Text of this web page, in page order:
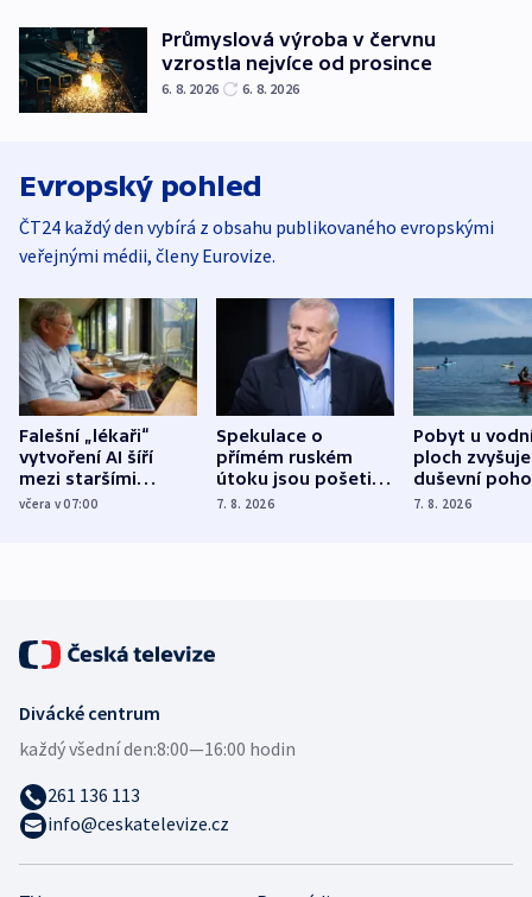
Průmyslová výroba v červnu
vzrostla nejvíce od prosince
6. 8. 2026 6. 8. 2026
Evropský pohled
ČT24 každý den vybírá z obsahu publikovaného evropskými
veřejnými médii, členy Eurovize.
Falešní „lékaři“
vytvoření AI šíří
mezi staršími
Poláky nebezpečné
včera v 07:00
Spekulace o
přímém ruském
útoku jsou pošetilé,
míní estonský
7. 8. 2026
Pobyt u
ploch zvyšuje
duševní
ukázala
7. 8. 2026
Divácké centrum
každý všední den:8:00—16:00 hodin
261 136 113
info@ceskatelevize.cz